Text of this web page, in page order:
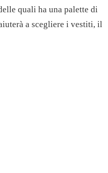
quali ha una palette di
a scegliere i vestiti, il